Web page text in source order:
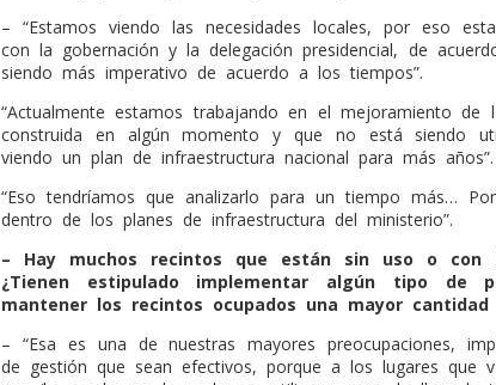
– “Estamos viendo las necesidades locales, por eso
con la gobernación y la delegación presidencial, de
siendo más imperativo de acuerdo a los tiempos”.
“Actualmente estamos trabajando en el mejoramiento de
construida en algún momento y que no está siendo
viendo un plan de infraestructura nacional para más años”.
“Eso tendríamos que analizarlo para un tiempo más…
dentro de los planes de infraestructura del ministerio”.
– Hay muchos recintos que están sin uso o con
¿Tienen estipulado implementar algún tipo de
mantener los recintos ocupados una mayor cantidad
– “Esa es una de nuestras mayores preocupaciones,
de gestión que sean efectivos, porque a los lugares que